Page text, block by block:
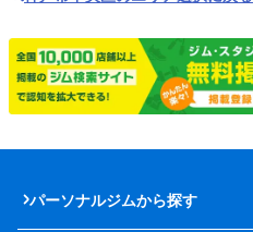
パーソナルジムから探す